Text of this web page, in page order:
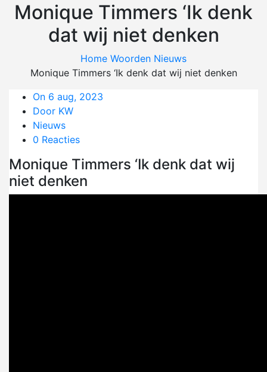
Monique Timmers ‘Ik denk
dat wij niet denken
Home Woorden Nieuws
Monique Timmers ‘Ik denk dat wij niet denken
On 6 aug, 2023
Door KW
Nieuws
0 Reacties
Monique Timmers ‘Ik denk dat wij
niet denken